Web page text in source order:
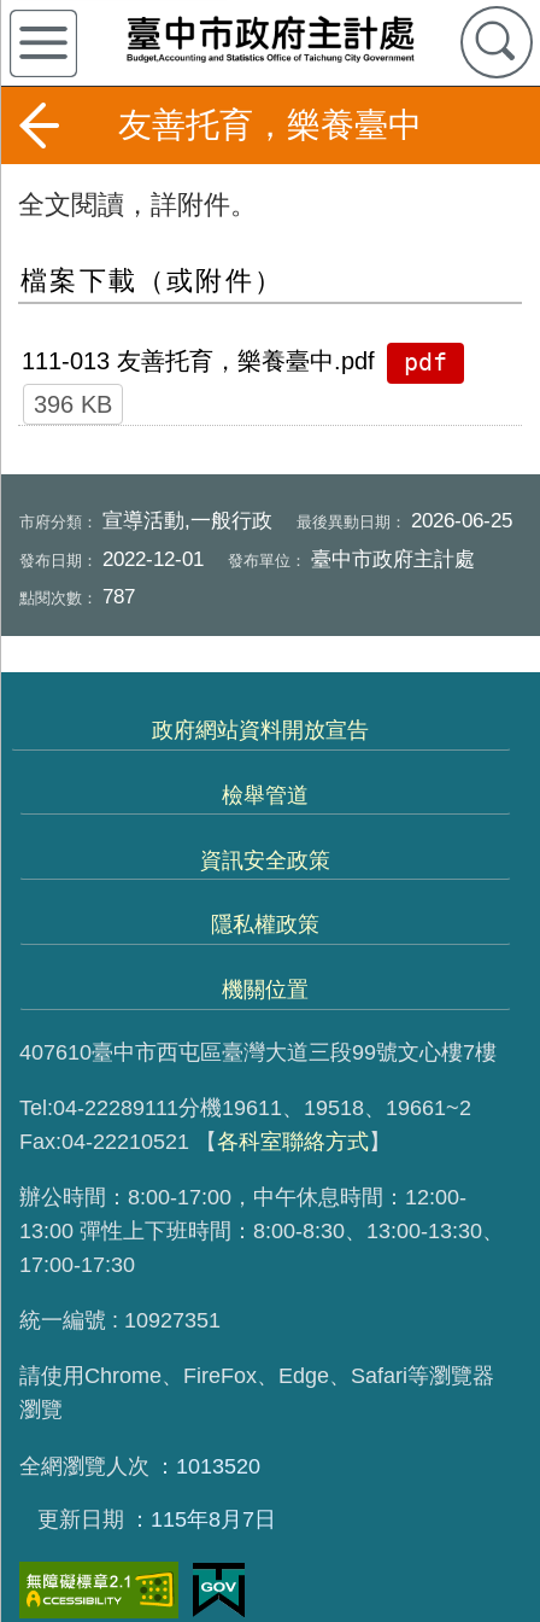
友善托育，樂養臺中
全文閱讀，詳附件。
檔案下載（或附件）
111-013 友善托育，樂養臺中.pdf pdf
396 KB
市府分類：宣導活動,一般行政 最後異動日期：2026-06-25
發布日期： 2022-12-01 發布單位：臺中市政府主計處
點閱次數： 787
政府網站資料開放宣告
檢舉管道
資訊安全政策
隱私權政策
機關位置
407610臺中市西屯區臺灣大道三段99號文心樓7樓
Tel:04-22289111分機19611、19518、19661~2
Fax:04-22210521
【各科室聯絡方式】
辦公時間：8:00-17:00，中午休息時間：12:00-
13:00 彈性上下班時間：8:00-8:30、13:00-13:30、
17:00-17:30
統一編號 : 10927351
請使用 Chrome、FireFox、Edge、Safari等瀏覽器
瀏覽
全網瀏覽人次 1013520
更新日期 115年8月7日